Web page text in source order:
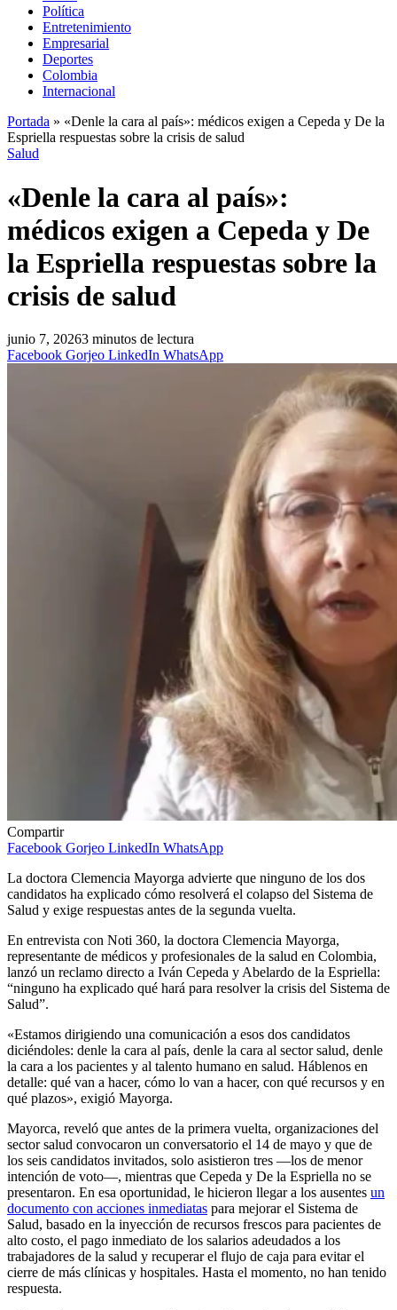
Política
Entretenimiento
Empresarial
Deportes
Colombia
Internacional
Portada » «Denle la cara al país»: médicos exigen a Cepeda y De la
Espriella respuestas sobre la crisis de salud
Salud
«Denle la cara al país»:
médicos exigen a Cepeda y De
la Espriella respuestas sobre la
crisis de salud
junio 7, 20263 minutos de lectura
Facebook Gorjeo LinkedIn WhatsApp
Compartir
Facebook Gorjeo LinkedIn WhatsApp
La doctora Clemencia Mayorga advierte que ninguno de los dos
candidatos ha explicado cómo resolverá el colapso del Sistema de
Salud y exige respuestas antes de la segunda vuelta.
En entrevista con Noti 360, la doctora Clemencia Mayorga,
representante de médicos y profesionales de la salud en Colombia,
lanzó un reclamo directo a Iván Cepeda y Abelardo de la Espriella:
“ninguno ha explicado qué hará para resolver la crisis del Sistema de
Salud”.
«Estamos dirigiendo una comunicación a esos dos candidatos
diciéndoles: denle la cara al país, denle la cara al sector salud, denle
la cara a los pacientes y al talento humano en salud. Háblenos en
detalle: qué van a hacer, cómo lo van a hacer, con qué recursos y en
qué plazos», exigió Mayorga.
Mayorca, reveló que antes de la primera vuelta, organizaciones del
sector salud convocaron un conversatorio el 14 de mayo y que de
los seis candidatos invitados, solo asistieron tres —los de menor
intención de voto—, mientras que Cepeda y De la Espriella no se
presentaron. En esa oportunidad, le hicieron llegar a los ausentes un
documento con acciones inmediatas para mejorar el Sistema de
Salud, basado en la inyección de recursos frescos para pacientes de
alto costo, el pago inmediato de los salarios adeudados a los
trabajadores de la salud y recuperar el flujo de caja para evitar el
cierre de más clínicas y hospitales. Hasta el momento, no han tenido
respuesta.